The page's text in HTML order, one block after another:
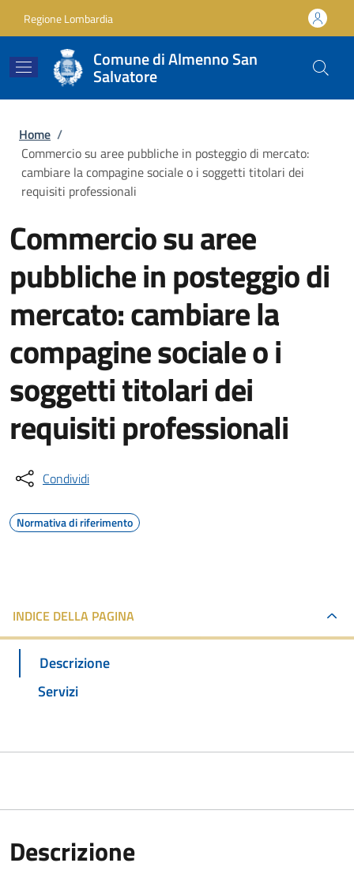
Regione Lombardia
Comune di Almenno San
Salvatore
Briciole di pane
Home /
Commercio su aree pubbliche in posteggio di mercato:
cambiare la compagine sociale o i soggetti titolari dei
requisiti professionali
Commercio su aree
pubbliche in posteggio di
mercato: cambiare la
compagine sociale o i
soggetti titolari dei
requisiti professionali
Condividi
Normativa di riferimento
INDICE DELLA PAGINA
Descrizione
Servizi
Descrizione